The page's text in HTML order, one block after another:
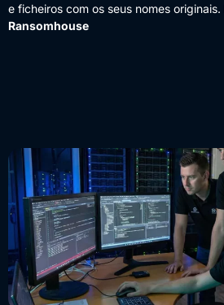
e ficheiros com os seus nomes originais.
Ransomhouse